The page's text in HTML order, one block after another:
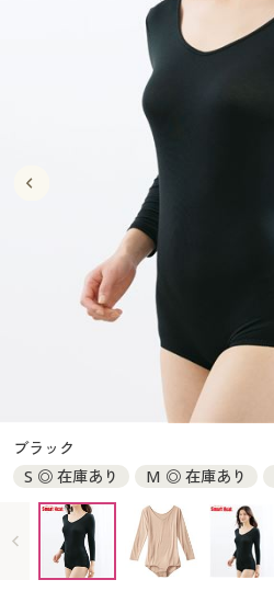
ジュニア・ティーンズ下着
キッチン・雑貨・日用品
寝具・インテリア・家具通販すべて
カーテン・ラグ・ファブリック
美容・健康通販すべて
美容・健康・サプリメント
制服・スクール
制服・スクールすべて
ジュニア・ティーンズ下着
大きいサイズ通販すべて
大きいサイズ レディース服
大きいサイズ レディース下着
大きいサイズ 事務・制服
バーゲンセール
シークレットセール
詳細検索
商品カテゴリ一覧
カタログ・チラシからのご注文
デジタルカタログ
カタログ無料プレゼント
キッチン・雑貨・日用品
カーテン・ラグ・ファブリック
美容・健康通販すべて
美容・健康・サプリメント
制服・スクール
制服・スクールすべて
ジュニア・ティーンズ下着
大きいサイズ通販すべて
大きいサイズ レディース服
大きいサイズ レディース下着
大きいサイズ メンズ
大きいサイズ 事務・制服
シークレットセール
商品カテゴリ一覧
カタログ
カタログ・チラシからのご注文
カタログ無料プレゼント
会員メニュー
ブラック
S ◎ 在庫あり
M ◎ 在庫あり
LL ◎ 在庫あり
3L ◎ 在庫あり